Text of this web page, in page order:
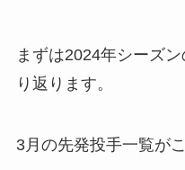
まずは2024年シーズ
り返ります。
3月の先発投手一覧がこ